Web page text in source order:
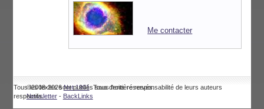
Me contacter
©2008-2026Net 1901. Tous droits réservés.
Newsletter- BackLinks
Tous les textes sont publiés sous l'entière responsabilité de leurs auteurs
respectifs.